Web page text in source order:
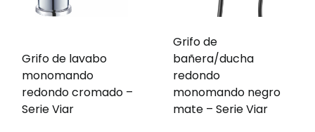
Grifo de lavabo
monomando
redondo cromado –
Serie Viar
Grifo de
bañera/ducha
redondo
monomando negro
mate – Serie Viar